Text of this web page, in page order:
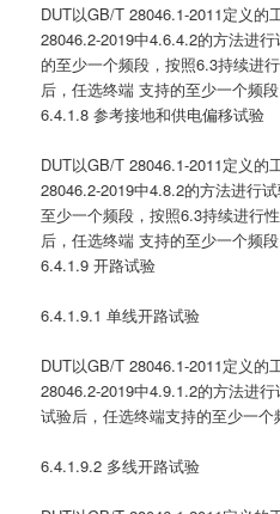
DUT以GB/T 28046.1-2011定义的
28046.2-2019中4.6.4.2的方法进
的至少一个频段，按照6.3持续进
后，任选终端 支持的至少一个频
6.4.1.8 参考接地和供电偏移试验
DUT以GB/T 28046.1-2011定义的
28046.2-2019中4.8.2的方法进行
至少一个频段，按照6.3持续进行
后，任选终端 支持的至少一个频
6.4.1.9 开路试验
6.4.1.9.1 单线开路试验
DUT以GB/T 28046.1-2011定义的
28046.2-2019中4.9.1.2的方法进行
试验后，任选终端支持的至少一个
6.4.1.9.2 多线开路试验